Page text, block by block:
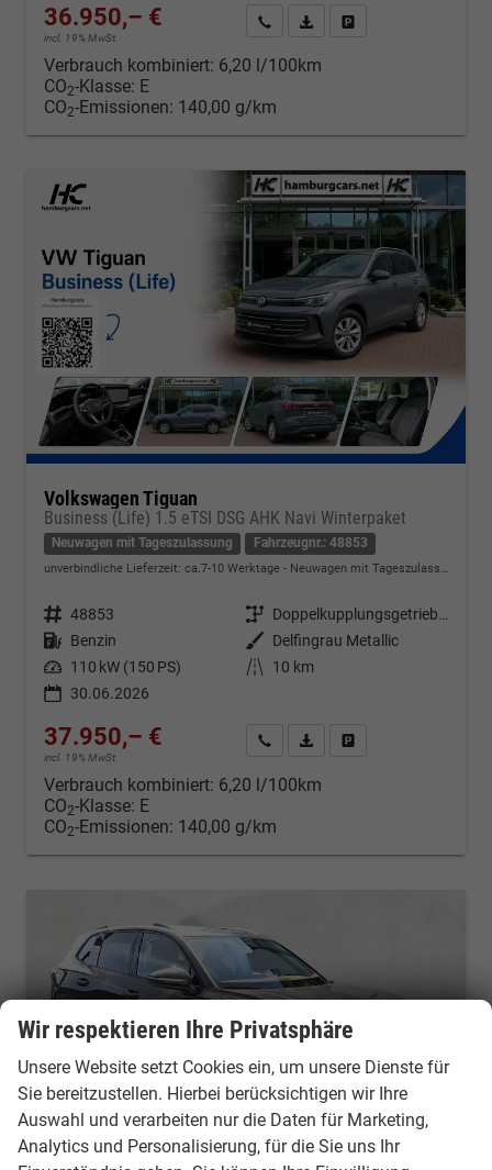
36.950,– €
incl. 19% MwSt.
Kontakt & Angebot anfordern
PDF-Datei, Fahrzeugexposé
Verbrauch kombiniert: 6,20 l/100km
CO2-Klasse: E
CO2-Emissionen: 140,00 g/km
Volkswagen Tiguan
Business (Life) 1.5 eTSI DSG AHK Navi Winterpaket
Neuwagen mit Tageszulassung Fahrzeugnr.: 48853
unverbindliche Lieferzeit: ca.7-10 Werktage Neuwagen mit Tageszulassung
Fahrzeugnr. 48853 Getriebe
Doppelkupplungsgetriebe (DSG)
Kraftstoff Benzin Außenfarbe Delfingrau Metallic
Leistung 110 kW (150 PS) Kilometerstand
10 km
30.06.2026
37.950,– €
incl. 19% MwSt.
Kontakt & Angebot anfordern
PDF-Datei, Fahrzeugexposé
Verbrauch kombiniert: 6,20 l/100km
CO2-Klasse: E
CO2-Emissionen: 140,00 g/km
Wir respektieren Ihre Privatsphäre
Unsere Website setzt Cookies ein, um unsere Dienste für
Sie bereitzustellen. Hierbei berücksichtigen wir Ihre
Auswahl und verarbeiten nur die Daten für Marketing,
Analytics und Personalisierung, für die Sie uns Ihr